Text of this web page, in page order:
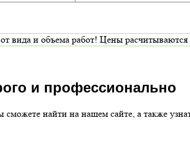
и объема работ! Цены расчитываются по
и профессионально
найти на нашем сайте, а также